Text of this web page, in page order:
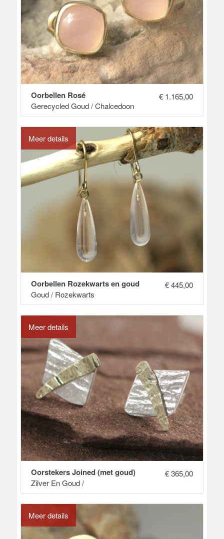
Oorbellen Rosé
Gerecycled Goud / Chalcedoon
€1.165,00
Meer details
Oorbellen Rozekwarts en goud
Goud / Rozekwarts
€445,00
Meer details
Oorstekers Joined (met goud)
Zilver En Goud /
€365,00
Meer details